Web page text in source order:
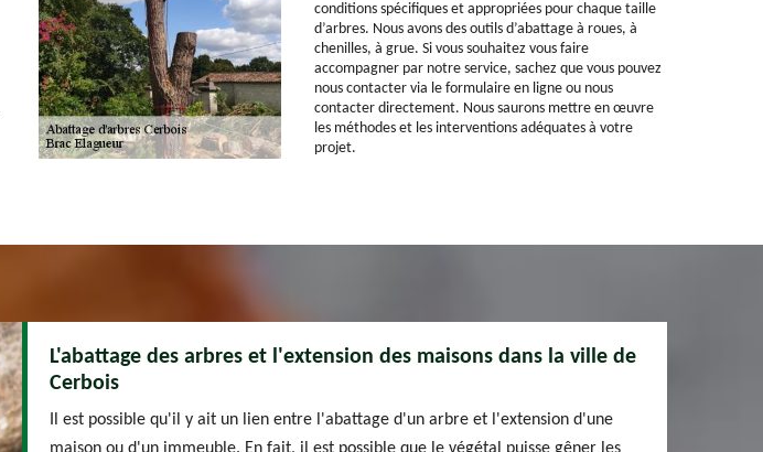
conditions spécifiques et appropriées pour chaque taille
d’arbres. Nous avons des outils d’abattage à roues, à
chenilles, à grue. Si vous souhaitez vous faire
accompagner par notre service, sachez que vous pouvez
nous contacter via le formulaire en ligne ou nous
contacter directement. Nous saurons mettre en œuvre
les méthodes et les interventions adéquates à votre
projet.
L'abattage des arbres et l'extension des maisons dans la ville de
Cerbois
Il est possible qu'il y ait un lien entre l'abattage d'un arbre et l'extension d'une